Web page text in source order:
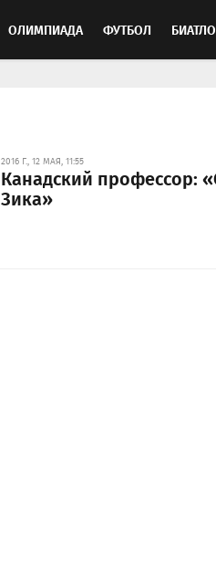
ОЛИМПИАДА ФУТБОЛ
2016 Г., 12 МАЯ, 11:55
Канадский профессор:
Зика»